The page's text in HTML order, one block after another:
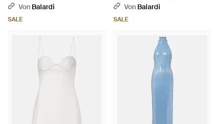
Von Balardi
SALE
WeißVon Balardi
SALE